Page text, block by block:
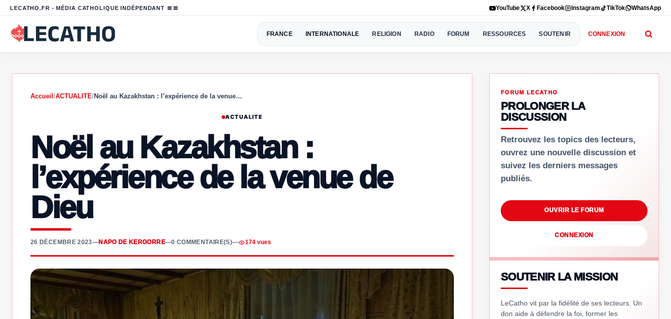
LECATHO.FR - MÉDIA CATHOLIQUE INDÉPENDANT 〓〓 YouTube X Facebook Instagram TikTok WhatsApp
FRANCE INTERNATIONALE RELIGION RADIO FORUM RESSOURCES SOUTENIR CONNEXION
Accueil /ACTUALITE/Noël au Kazakhstan : l’expérience de la venue…
ACTUALITE
Noël au Kazakhstan :
l’expérience de la venue de
Dieu
26 DÉCEMBRE 2023—NAPO DE KERGORRE—0 COMMENTAIRE(S)— 174 vues
FORUM LECATHO
PROLONGER LA
DISCUSSION
Retrouvez les topics des lecteurs,
ouvrez une nouvelle discussion et
suivez les derniers messages
publiés.
OUVRIR LE FORUM
CONNEXION
SOUTENIR LA MISSION
LeCatho vit par la fidélité de ses lecteurs. Un
don aide à défendre la foi, former les